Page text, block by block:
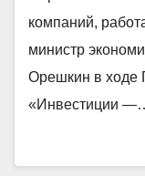
компаний,
министр
Орешкин в ходе
«Инвестиции